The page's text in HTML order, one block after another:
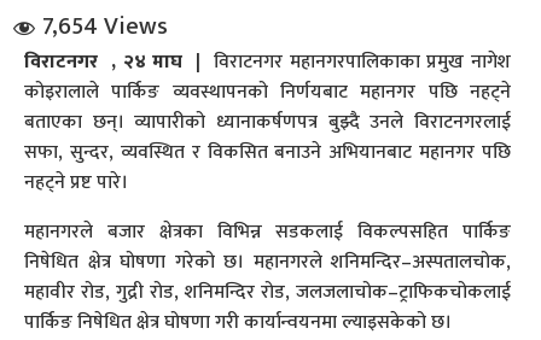
संवाद
7,654 Views
विराटनगर , २४ माघ |विराटनगर महानगरपालिकाका प्रमुख नागेश
कोइरालाले पार्किङ व्यवस्थापनको निर्णयबाट महानगर पछि नहट्ने
बताएका छन्। व्यापारीको ध्यानाकर्षणपत्र बुझ्दै उनले विराटनगरलाई
सफा, सुन्दर, व्यवस्थित र विकसित बनाउने अभियानबाट महानगर पछि
नहट्ने प्रष्ट पारे।
महानगरले बजार क्षेत्रका विभिन्न सडकलाई विकल्पसहित पार्किङ
निषेधित क्षेत्र घोषणा गरेको छ। महानगरले शनिमन्दिर–अस्पतालचोक,
महावीर रोड, गुद्री रोड, शनिमन्दिर रोड, जलजलाचोक–ट्राफिकचोकलाई
पार्किङ निषेधित क्षेत्र घोषणा गरी कार्यान्वयनमा ल्याइसकेको छ।